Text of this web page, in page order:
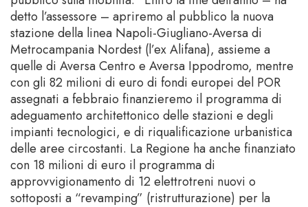
detto l’assessore – apriremo al pubblico la nuova
stazione della linea Napoli-Giugliano-Aversa di
Metrocampania Nordest (l’ex Alifana), assieme a
quelle di Aversa Centro e Aversa Ippodromo, mentre
con gli 82 milioni di euro di fondi europei del POR
assegnati a febbraio finanzieremo il programma di
adeguamento architettonico delle stazioni e degli
impianti tecnologici, e di riqualificazione urbanistica
delle aree circostanti. La Regione ha anche finanziato
con 18 milioni di euro il programma di
approvvigionamento di 12 elettrotreni nuovi o
sottoposti a “revamping” (ristrutturazione) per la